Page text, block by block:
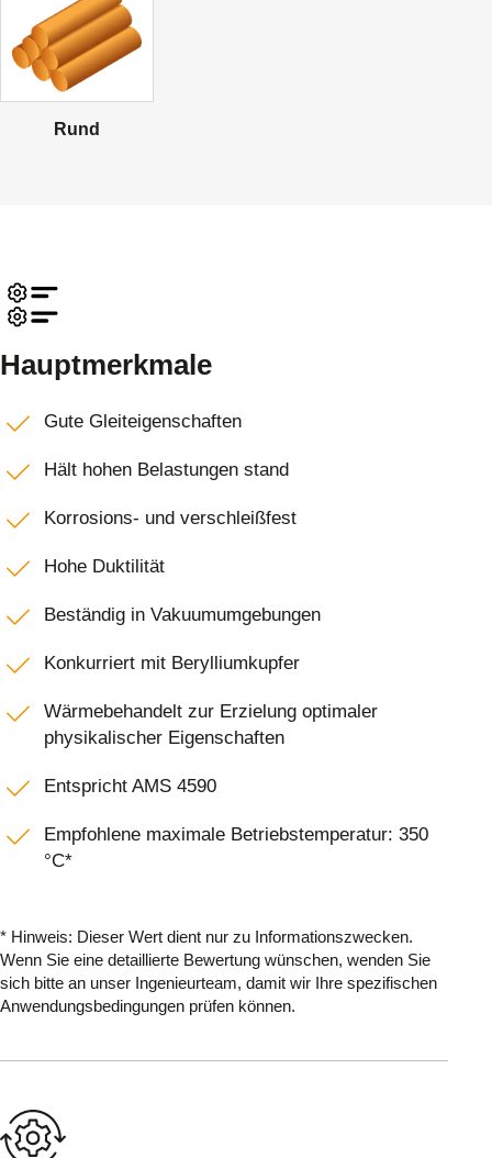
Rund
Hauptmerkmale
Gute Gleiteigenschaften
Hält hohen Belastungen stand
Korrosions- und verschleißfest
Hohe Duktilität
Beständig in Vakuumumgebungen
Konkurriert mit Berylliumkupfer
Wärmebehandelt zur Erzielung optimaler
physikalischer Eigenschaften
Entspricht AMS 4590
Empfohlene maximale Betriebstemperatur: 350
°C*
* Hinweis: Dieser Wert dient nur zu Informationszwecken.
Wenn Sie eine detaillierte Bewertung wünschen, wenden Sie
sich bitte an unser Ingenieurteam, damit wir Ihre spezifischen
Anwendungsbedingungen prüfen können.